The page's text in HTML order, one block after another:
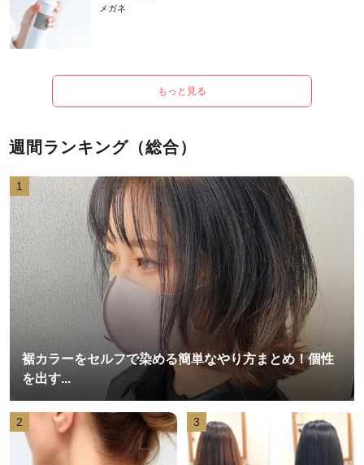
メガネ
もっと見る
週間ランキング（総合）
1
裾カラーをセルフで染める簡単なやり方まとめ！個性
を出す...
2 3